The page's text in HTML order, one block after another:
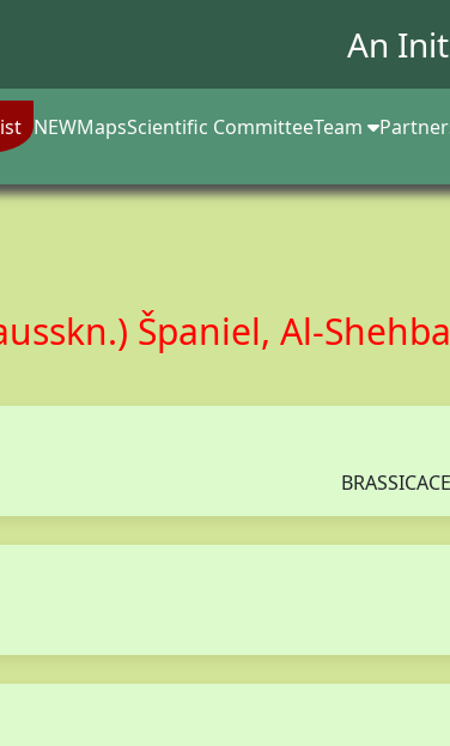
An
NEWMapsScientific CommitteeTeam
Španiel, Al-